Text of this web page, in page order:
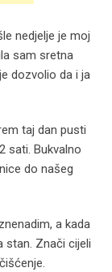
nedjelje je moj
sam sretna
dozvolio da i ja
taj dan pusti
sati. Bukvalno
do našeg
a kada
stan. Znači cijeli